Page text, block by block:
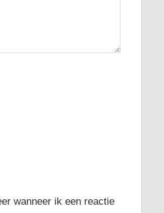
wanneer ik een reactie